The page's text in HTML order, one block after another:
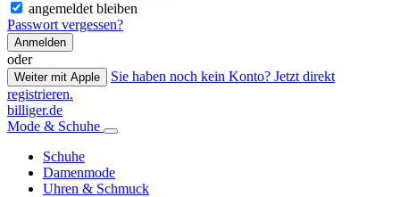
angemeldet bleiben
Passwort vergessen?
Anmelden
oder
Weiter mit Apple
Sie haben noch kein Konto? Jetzt direkt
registrieren.
billiger.de
Mode & Schuhe
Schuhe
Damenmode
Uhren & Schmuck